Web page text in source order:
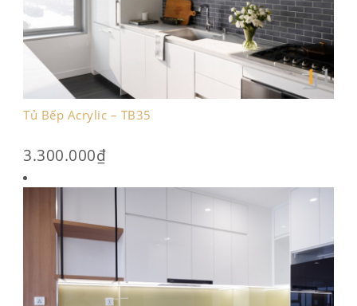
Tủ Bếp Acrylic – TB35
3.300.000₫